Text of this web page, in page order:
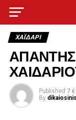
ΧΑΪΔΑΡΙ
Published 7
By